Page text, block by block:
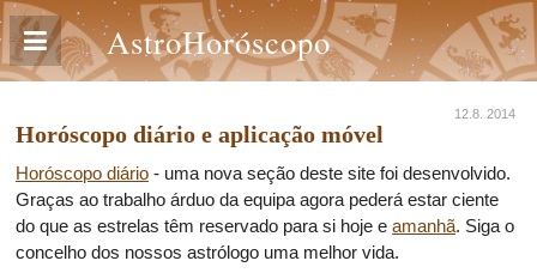
AstroHoróscopo
12.8. 2014
Horóscopo diário e aplicação móvel
Horóscopo diário - uma nova seção deste site foi desenvolvido.
Graças ao trabalho árduo da equipa agora pederá estar ciente
do que as estrelas têm reservado para si hoje e amanhã. Siga o
concelho dos nossos astrólogo uma melhor vida.